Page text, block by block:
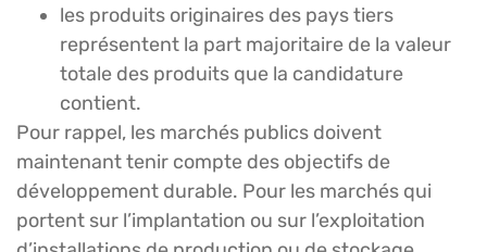
les produits originaires des pays tiers
représentent la part majoritaire de la valeur
totale des produits que la candidature
contient.
Pour rappel, les marchés publics doivent
maintenant tenir compte des objectifs de
développement durable. Pour les marchés qui
portent sur l’implantation ou sur l’exploitation